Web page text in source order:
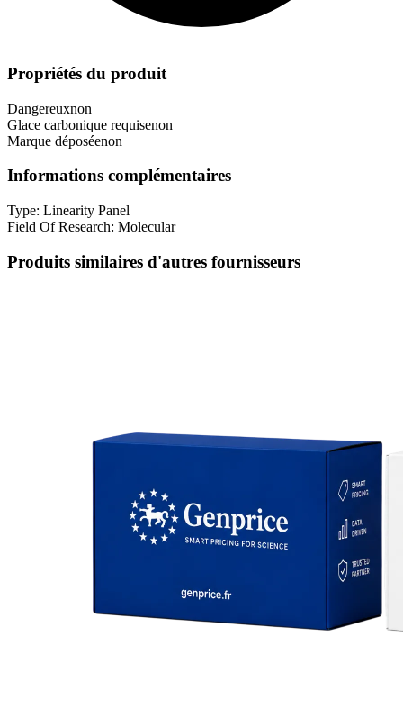
Propriétés du produit
Dangereuxnon
Glace carbonique requisenon
Marque déposéenon
Informations complémentaires
Type: Linearity Panel
Field Of Research: Molecular
Produits similaires d'autres fournisseurs